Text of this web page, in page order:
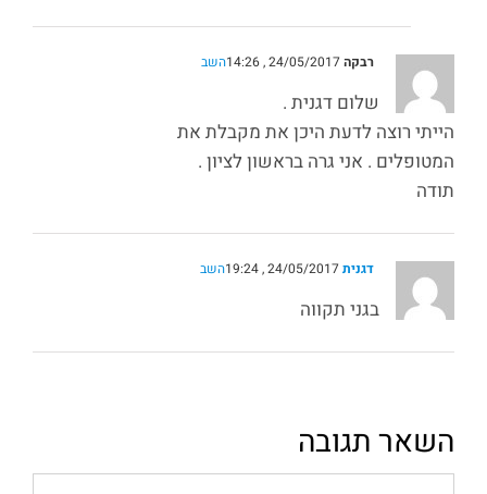
רבקה השב
שלום דגנית .
הייתי רוצה לדעת היכן את מקבלת את
המטופלים . אני גרה בראשון לציון .
תודה
דגנית השב
בגני תקווה
השאר תגובה